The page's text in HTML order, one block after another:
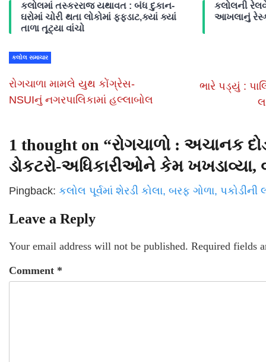
કલોલમાં તસ્કરરાજ યથાવત : બંધ દુકાન-
ઘરોમાં ચોરી થતા લોકોમાં ફફડાટ,ક્યાં ક્યાં
તાળા તૂટ્યા વાંચો
કલોલની
આખલાનું
કલોલ સમાચાર
રોગચાળા મામલે યુથ કોંગ્રેસ-
NSUIનું નગરપાલિકામાં હલ્લાબોલ
ભારે પડ્યું :
1 thought on “રોગચાળો : અચાનક
ડોકટરો-અધિકારીઓને કેમ ખખડાવ્યા,
Pingback: કલોલ પૂર્વમાં શેરડી કોલા, બરફ ગોળા,
Leave a Reply
Your email address will not be published. Required fields
Comment *